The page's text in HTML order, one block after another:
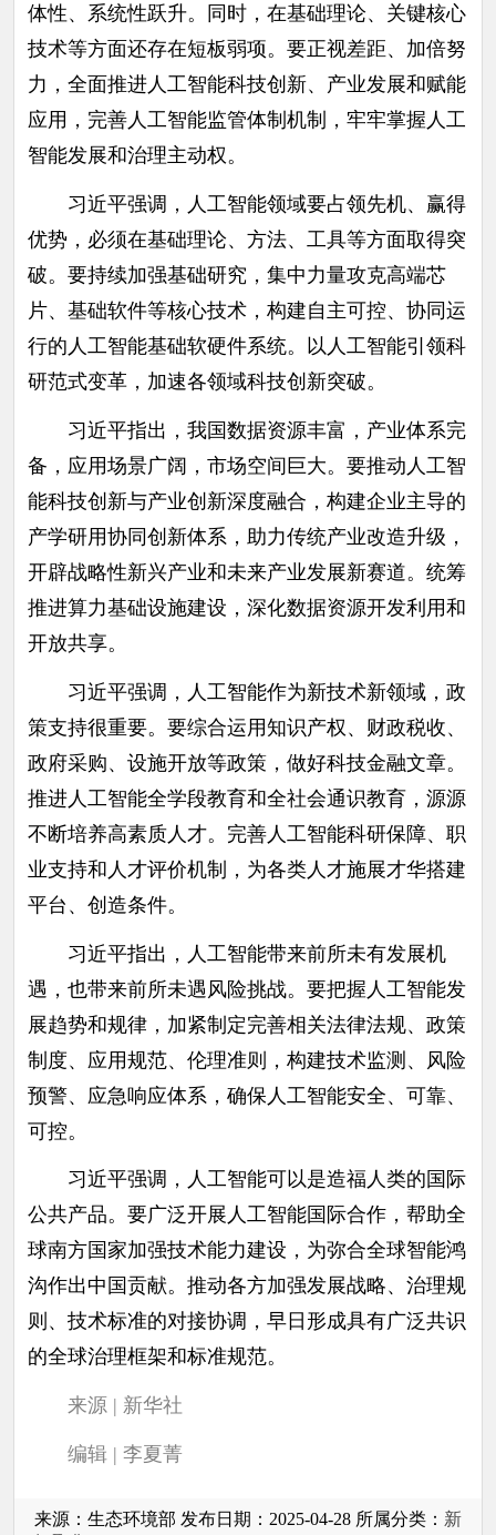
体性、系统性跃升。同时，在基础理论、关键核心
技术等方面还存在短板弱项。要正视差距、加倍努
力，全面推进人工智能科技创新、产业发展和赋能
应用，完善人工智能监管体制机制，牢牢掌握人工
智能发展和治理主动权。
习近平强调，人工智能领域要占领先机、赢得
优势，必须在基础理论、方法、工具等方面取得突
破。要持续加强基础研究，集中力量攻克高端芯
片、基础软件等核心技术，构建自主可控、协同运
行的人工智能基础软硬件系统。以人工智能引领科
研范式变革，加速各领域科技创新突破。
习近平指出，我国数据资源丰富，产业体系完
备，应用场景广阔，市场空间巨大。要推动人工智
能科技创新与产业创新深度融合，构建企业主导的
产学研用协同创新体系，助力传统产业改造升级，
开辟战略性新兴产业和未来产业发展新赛道。统筹
推进算力基础设施建设，深化数据资源开发利用和
开放共享。
习近平强调，人工智能作为新技术新领域，政
策支持很重要。要综合运用知识产权、财政税收、
政府采购、设施开放等政策，做好科技金融文章。
推进人工智能全学段教育和全社会通识教育，源源
不断培养高素质人才。完善人工智能科研保障、职
业支持和人才评价机制，为各类人才施展才华搭建
平台、创造条件。
习近平指出，人工智能带来前所未有发展机
遇，也带来前所未遇风险挑战。要把握人工智能发
展趋势和规律，加紧制定完善相关法律法规、政策
制度、应用规范、伦理准则，构建技术监测、风险
预警、应急响应体系，确保人工智能安全、可靠、
可控。
习近平强调，人工智能可以是造福人类的国际
公共产品。要广泛开展人工智能国际合作，帮助全
球南方国家加强技术能力建设，为弥合全球智能鸿
沟作出中国贡献。推动各方加强发展战略、治理规
则、技术标准的对接协调，早日形成具有广泛共识
的全球治理框架和标准规范。
来源 | 新华社
编辑 | 李夏菁
来源：生态环境部 发布日期：2025-04-28 所属分类： 新